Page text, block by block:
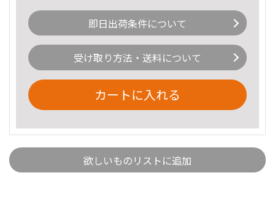
即日出荷条件について
受け取り方法・送料について
カートに入れる
欲しいものリストに追加